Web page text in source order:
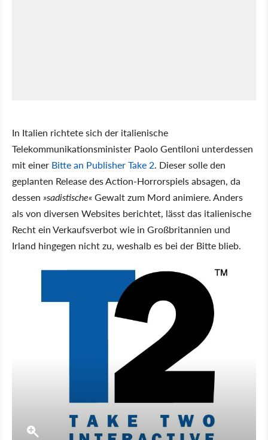
In Italien richtete sich der italienische
Telekommunikationsminister Paolo Gentiloni unterdessen
mit einer Bitte an Publisher Take 2. Dieser solle den
geplanten Release des Action-Horrorspiels absagen, da
dessen »sadistische«Gewalt zum Mord animiere. Anders
als von diversen Websites berichtet, lässt das italienische
Recht ein Verkaufsverbot wie in Großbritannien und
Irland hingegen nicht zu, weshalb es bei der Bitte blieb.